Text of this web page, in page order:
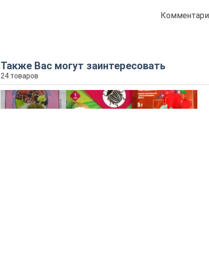
Также Вас могут заинтересовать
24 товаров